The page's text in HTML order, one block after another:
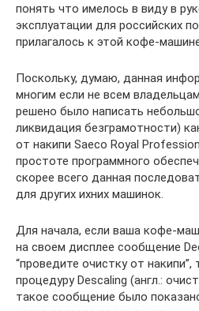
понять что имелось в виду в
эксплуатации для российских
прилагалось к этой кофе-
Поскольку, думаю, данная
многим если не всем
решено было написать
ликвидация безграмотности)
от накипи Saeco Royal
простоте программного
скорее всего данная
для других ихних машинок.
Для начала, если ваша кофе-
на своем дисплее сообщение
“проведите очистку от
процедуру Descaling (англ.:
такое сообщение было